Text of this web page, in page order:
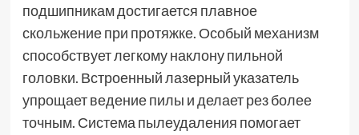
подшипникам достигается плавное
скольжение при протяжке. Особый механизм
способствует легкому наклону пильной
головки. Встроенный лазерный указатель
упрощает ведение пилы и делает рез более
точным. Система пылеудаления помогает